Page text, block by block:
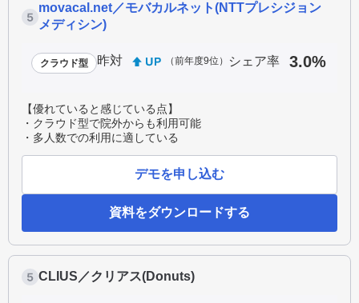
movacal.net／モバカルネット(NTTプレシジョン
メディシン)
クラウド型 昨対 （前年度9位） シェア率 3.0%
【優れていると感じている点】
・クラウド型で院外からも利用可能
・多人数での利用に適している
デモを申し込む
資料をダウンロードする
CLIUS／クリアス(Donuts)